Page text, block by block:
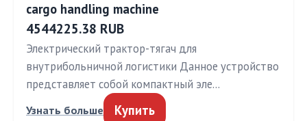
cargo handling machine
4544225.38 RUB
Электрический трактор-тягач для
внутрибольничной логистики Данное устройство
представляет собой компактный эле…
Узнать больше Купить